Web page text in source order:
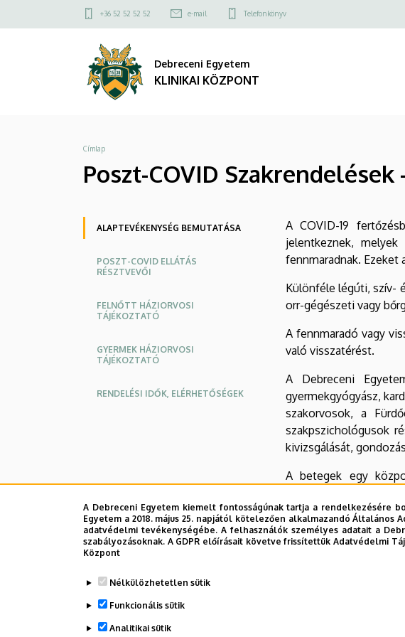
A Debreceni Egyetem kiemelt fontosságúnak tartja a rendelkezésére
Egyetem a 2018. május 25. napjától kötelezően alkalmazandó
adatvédelmi tevékenységébe. A felhasználók személyes adatait a
szabályozásoknak. A GDPR előírásait követve frissítettük Adatvédelmi
Központ
Nélkülözhetetlen sütik
Funkcionális sütik
Analitikai sütik
Szakrendelések
bemutatása
KLINIKAI
KÖZPONT
a
Felső
menü
+36 52 52 52 52 e-mail Telefonkönyv
Debreceni Egyetem
KLINIKAI KÖZPONT
Morzsa
Címlap
Poszt-COVID
Oldalmenü
ALAPTEVÉKENYSÉG BEMUTATÁSA
POSZT-COVID ELLÁTÁS
RÉSZTVEVŐI
FELNŐTT HÁZIORVOSI
TÁJÉKOZTATÓ
GYERMEK HÁZIORVOSI
TÁJÉKOZTATÓ
RENDELÉSI IDŐK, ELÉRHETŐSÉGEK
A COVID-19
jelentkeznek,
fennmaradnak.
Különféle légúti, szív-
orr-gégészeti vagy
A fennmaradó vagy
való visszatérést.
A Debreceni
gyermekgyógyász,
szakorvosok, a
szakpszichológusok
kivizsgálását,
A betegek egy
jelentkezhetnek be.
Legutóbb frissítve: 2021.